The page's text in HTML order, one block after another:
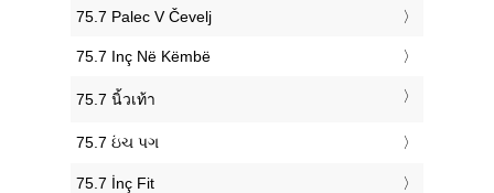
‎75.7 Palec V Čevelj
‎75.7 Inç Në Këmbë
‎75.7 นิ้วเท้า
‎75.7 ઇંચ પગ
‎75.7 İnç Fit